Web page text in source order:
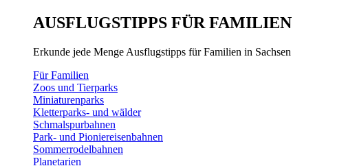
AUSFLUGSTIPPS FÜR FAMILIEN
Erkunde jede Menge Ausflugstipps für Familien in Sachsen
Für Familien
Zoos und Tierparks
Miniaturenparks
Kletterparks- und wälder
Schmalspurbahnen
Park- und Pioniereisenbahnen
Sommerrodelbahnen
Planetarien